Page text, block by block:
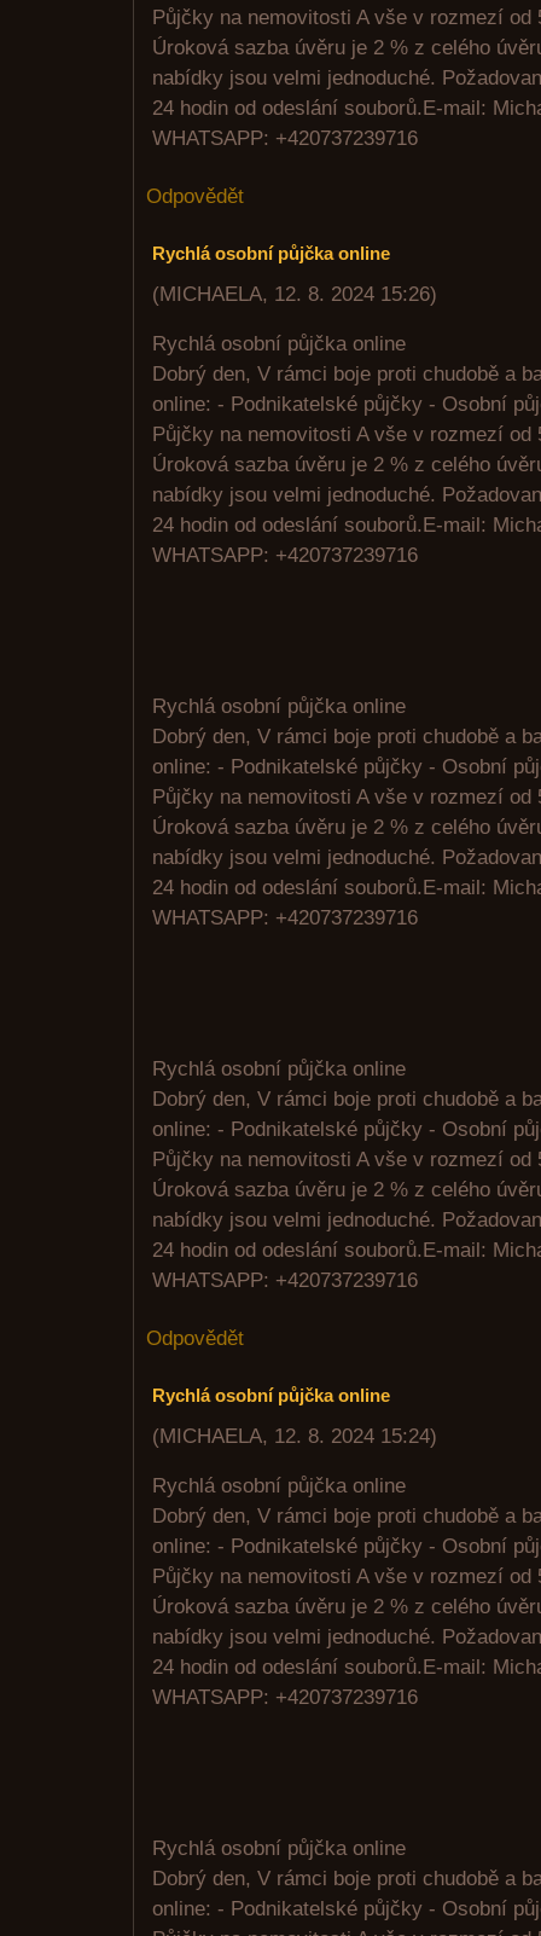
Půjčky na nemovitosti A vše v rozmezí od
Úroková sazba úvěru je 2 % z celého
nabídky jsou velmi jednoduché.
24 hodin od odeslání souborů.E-mail:
WHATSAPP: +420737239716
Odpovědět
Rychlá osobní půjčka online
(MICHAELA, 12. 8. 2024 15:26)
Rychlá osobní půjčka online
Dobrý den, V rámci boje proti chudobě a
online: - Podnikatelské půjčky - Osobní
Půjčky na nemovitosti A vše v rozmezí od
Úroková sazba úvěru je 2 % z celého
nabídky jsou velmi jednoduché.
24 hodin od odeslání souborů.E-mail:
WHATSAPP: +420737239716
Rychlá osobní půjčka online
Dobrý den, V rámci boje proti chudobě a
online: - Podnikatelské půjčky - Osobní
Půjčky na nemovitosti A vše v rozmezí od
Úroková sazba úvěru je 2 % z celého
nabídky jsou velmi jednoduché.
24 hodin od odeslání souborů.E-mail:
WHATSAPP: +420737239716
Rychlá osobní půjčka online
Dobrý den, V rámci boje proti chudobě a
online: - Podnikatelské půjčky - Osobní
Půjčky na nemovitosti A vše v rozmezí od
Úroková sazba úvěru je 2 % z celého
nabídky jsou velmi jednoduché.
24 hodin od odeslání souborů.E-mail:
WHATSAPP: +420737239716
Odpovědět
Rychlá osobní půjčka online
(MICHAELA, 12. 8. 2024 15:24)
Rychlá osobní půjčka online
Dobrý den, V rámci boje proti chudobě a
online: - Podnikatelské půjčky - Osobní
Půjčky na nemovitosti A vše v rozmezí od
Úroková sazba úvěru je 2 % z celého
nabídky jsou velmi jednoduché.
24 hodin od odeslání souborů.E-mail:
WHATSAPP: +420737239716
Rychlá osobní půjčka online
Dobrý den, V rámci boje proti chudobě a
online: - Podnikatelské půjčky - Osobní